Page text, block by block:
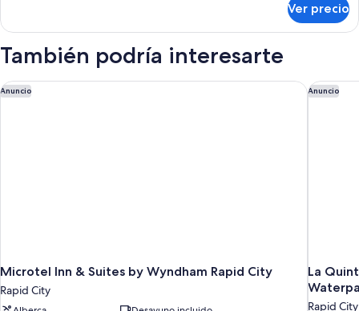
personas
para
no
fumadores
Deluxe,
acceso
personas
discapacitadas,
Ver precio
También podría interesarte
Anuncio
Microtel Inn & Suites by Wyndham Rapid City
Rapid City
Microtel Inn & Suites by Wyndham Rapid City Anuncio
La
Rapid City
La